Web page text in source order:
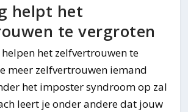
helpt het
te vergroten
het zelfvertrouwen te
meer zelfvertrouwen iemand
het imposter syndroom op zal
leert je onder andere dat jouw